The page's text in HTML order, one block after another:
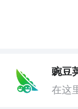
5. 《儿童故事播
6. 《宝宝磨耳朵
故事、儿歌、音
豌豆
在这